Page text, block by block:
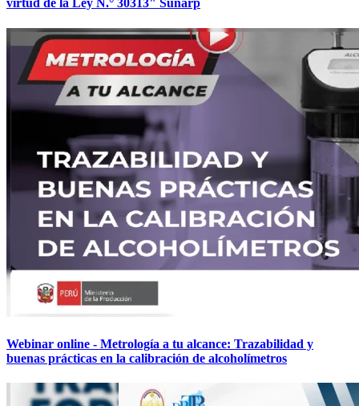
virtud de la Ley N.° 30313" Sunarp
Webinar online - Metrología a tu alcance: Trazabilidad y
buenas prácticas en la calibración de alcoholímetros